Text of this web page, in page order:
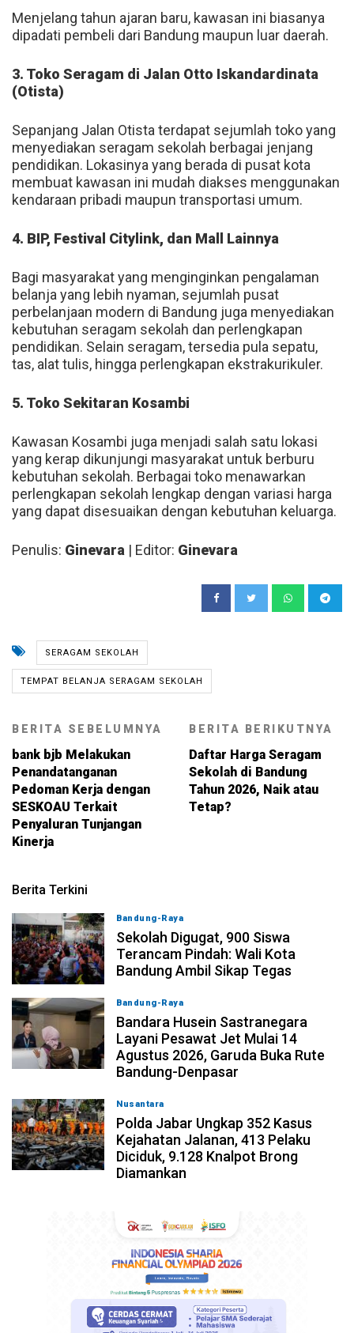
Menjelang tahun ajaran baru, kawasan ini biasanya
dipadati pembeli dari Bandung maupun luar daerah.
3. Toko Seragam di Jalan Otto Iskandardinata
(Otista)
Sepanjang Jalan Otista terdapat sejumlah toko yang
menyediakan seragam sekolah berbagai jenjang
pendidikan. Lokasinya yang berada di pusat kota
membuat kawasan ini mudah diakses menggunakan
kendaraan pribadi maupun transportasi umum.
4. BIP, Festival Citylink, dan Mall Lainnya
Bagi masyarakat yang menginginkan pengalaman
belanja yang lebih nyaman, sejumlah pusat
perbelanjaan modern di Bandung juga menyediakan
kebutuhan seragam sekolah dan perlengkapan
pendidikan. Selain seragam, tersedia pula sepatu,
tas, alat tulis, hingga perlengkapan ekstrakurikuler.
5. Toko Sekitaran Kosambi
Kawasan Kosambi juga menjadi salah satu lokasi
yang kerap dikunjungi masyarakat untuk berburu
kebutuhan sekolah. Berbagai toko menawarkan
perlengkapan sekolah lengkap dengan variasi harga
yang dapat disesuaikan dengan kebutuhan keluarga.
Penulis: Ginevara | Editor: Ginevara
SERAGAM SEKOLAH
TEMPAT BELANJA SERAGAM SEKOLAH
BERITA SEBELUMNYA
bank bjb Melakukan
Penandatanganan
Pedoman Kerja dengan
SESKOAU Terkait
Penyaluran Tunjangan
Kinerja
BERITA BERIKUTNYA
Daftar Harga Seragam
Sekolah di Bandung
Tahun 2026, Naik atau
Tetap?
Berita Terkini
Bandung-Raya
Sekolah Digugat, 900 Siswa
Terancam Pindah: Wali Kota
Bandung Ambil Sikap Tegas
Bandung-Raya
Bandara Husein Sastranegara
Layani Pesawat Jet Mulai 14
Agustus 2026, Garuda Buka Rute
Bandung-Denpasar
Nusantara
Polda Jabar Ungkap 352 Kasus
Kejahatan Jalanan, 413 Pelaku
Diciduk, 9.128 Knalpot Brong
Diamankan